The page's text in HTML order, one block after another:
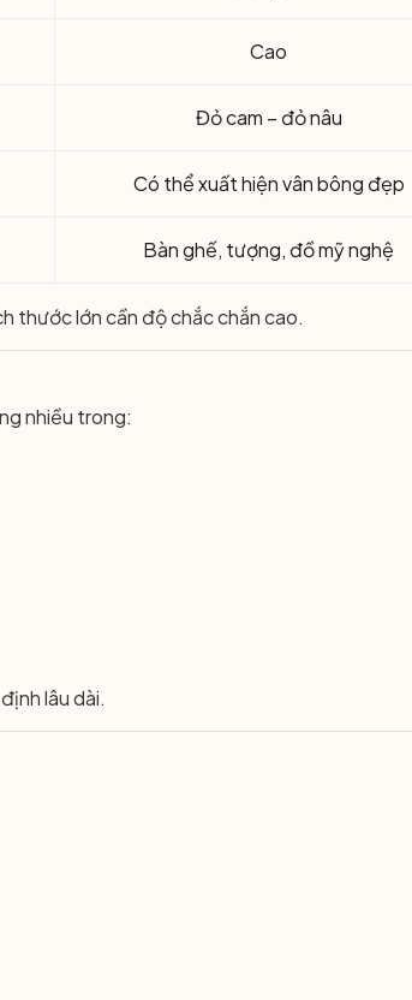
Cao
Đỏ cam – đỏ nâu
Có thể xuất hiện vân bông đẹp
Bàn ghế, tượng, đồ mỹ nghệ
thước lớn cần độ chắc chắn cao.
nhiều trong:
lâu dài.